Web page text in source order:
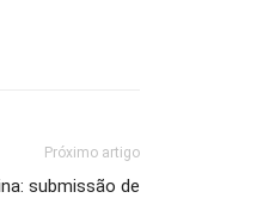
Próximo artigo
submissão de